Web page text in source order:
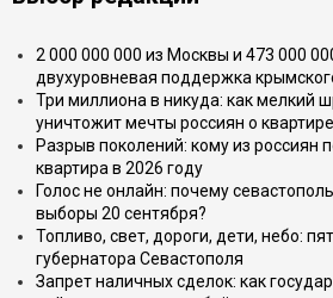
2 000 000 000 из Москвы и 473 000
двухуровневая поддержка
Три миллиона в никуда: как мелкий
уничтожит мечты россиян о квартире
Разрыв поколений: кому из россиян
квартира в 2026 году
Голос не онлайн: почему
выборы 20 сентября?
Топливо, свет, дороги, дети, небо:
губернатора Севастополя
Запрет наличных сделок: как